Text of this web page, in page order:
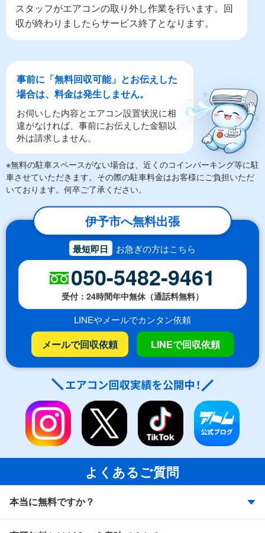
スタッフがエアコンの取り外し作業を行います。回
収が終わりましたらサービス終了となります。
事前に「無料回収可能」とお伝えした
場合は、料金は発生しません。
お伺いした内容とエアコン設置状況に相
違がなければ、事前にお伝えした金額以
外は請求しません。
※無料の駐車スペースがない場合は、近くのコインパーキング等に駐
車させていただきます。その際の駐車料金はお客様にご負担いただ
いております。何卒ご了承ください。
伊予市へ無料出張
最短即日 お急ぎの方はこちら
050-5482-9461
受付：24時間年中無休（通話料無料）
LINEやメールでカンタン依頼
メールで回収依頼 LINEで回収依頼
よくあるご質問
本当に無料ですか？